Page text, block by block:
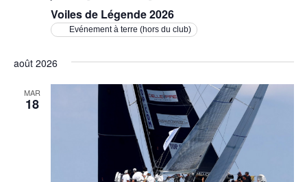
Voiles de Légende 2026
Evénement à terre (hors du club)
août 2026
MAR
18